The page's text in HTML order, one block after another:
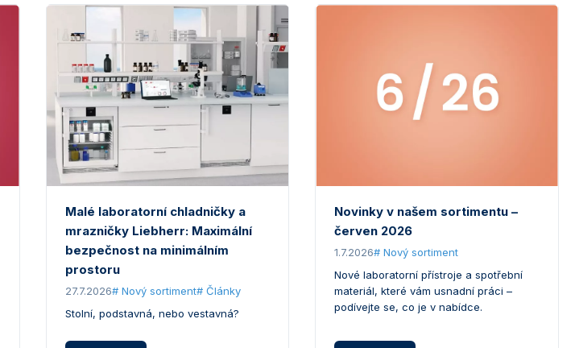
Malé laboratorní chladničky a
mrazničky Liebherr: Maximální
bezpečnost na minimálním
prostoru
27.7.2026# Nový sortiment# Články
Stolní, podstavná, nebo vestavná?
Novinky v našem sortimentu –
červen 2026
1.7.2026# Nový sortiment
Nové laboratorní přístroje a spotřební
materiál, které vám usnadní práci –
podívejte se, co je v nabídce.